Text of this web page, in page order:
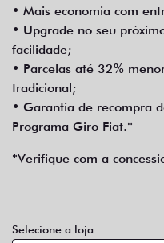
• Mais economia com
• Upgrade no seu
facilidade;
• Parcelas até 32%
tradicional;
• Garantia de recompra
Programa Giro Fiat.*
*Verifique com a
Selecione a loja